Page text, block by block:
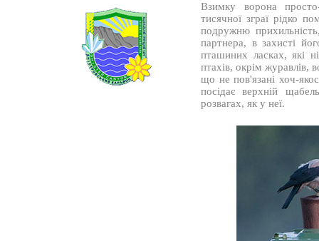
Взимку ворона
тисячної зграї рідко
подружню
партнера, в захисті
пташиних ласках, які
птахів, окрім журавлів,
що не пов'язані хоч-
посідає верхній
розвагах, як у неї.